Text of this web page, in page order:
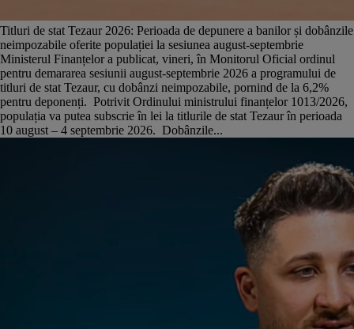
Titluri de stat Tezaur 2026: Perioada de depunere a banilor și dobânzile
neimpozabile oferite populației la sesiunea august-septembrie
Ministerul Finanțelor a publicat, vineri, în Monitorul Oficial ordinul
pentru demararea sesiunii august-septembrie 2026 a programului de
titluri de stat Tezaur, cu dobânzi neimpozabile, pornind de la 6,2%
pentru deponenți. Potrivit Ordinului ministrului finanțelor 1013/2026,
populația va putea subscrie în lei la titlurile de stat Tezaur în perioada
10 august – 4 septembrie 2026. Dobânzile...